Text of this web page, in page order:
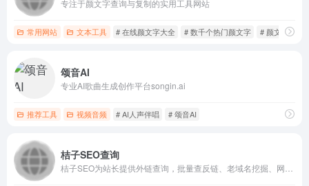
专注于颜文字查询与复制的实用工具网站
常用网站 文本工具 # 在线颜文字大全 # 数千个热门颜文字 # 颜文字风格
颂音AI
专业AI歌曲生成创作平台songin.ai
推荐工具 视频音频 # AI人声伴唱 # 颂音AI
桔子SEO查询